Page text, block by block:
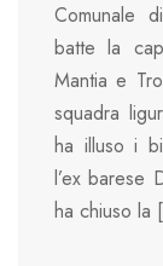
Comunale
batte la
Mantia e
squadra
ha illuso i
l’ex barese
ha chiuso la